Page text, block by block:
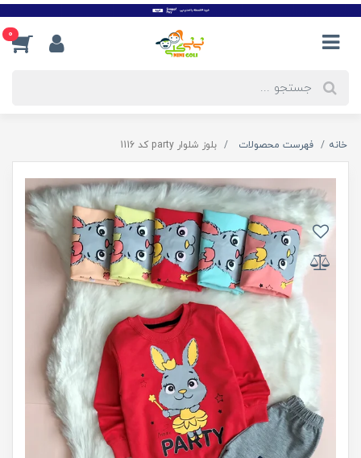
0
خانه فهرست محصولات بلوز شلوار party کد 1116